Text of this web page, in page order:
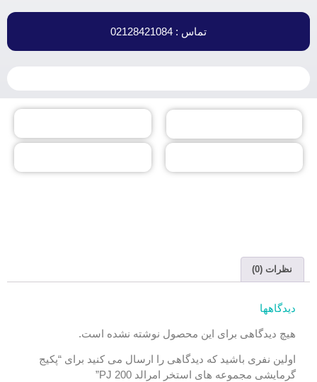
تماس : 02128421084
نظرات (0)
دیدگاهها
هیچ دیدگاهی برای این محصول نوشته نشده است.
اولین نفری باشید که دیدگاهی را ارسال می کنید برای “پکیج
گرمایشی مجموعه های استخر امرالد PJ 200”